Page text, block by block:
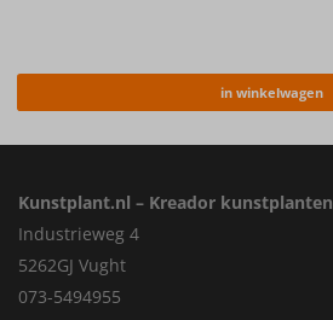
in winkelwagen
Kunstplant.nl – Kreador kunstplanten
Industrieweg 4
5262GJ Vught
073-5494955